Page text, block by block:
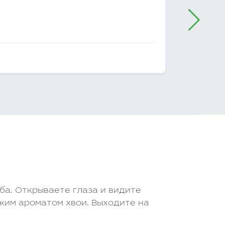
от
Открываете глаза и видите
ароматом хвои. Выходите на